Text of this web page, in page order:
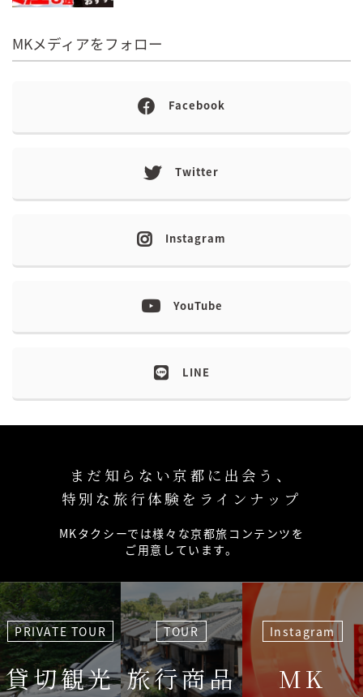
MKメディアをフォロー
Facebook
Twitter
Instagram
YouTube
LINE
まだ知らない京都に出会う、
特別な旅行体験をラインナップ
MKタクシーでは様々な京都旅コンテンツを
ご用意しています。
PRIVATE TOUR
貸切観光
TOUR
旅行商品
Instagram
MK